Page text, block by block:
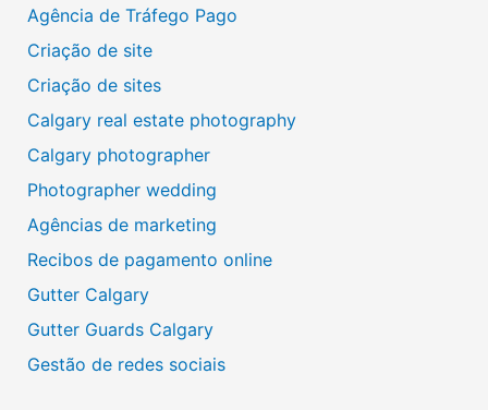
Agência de Tráfego Pago
Criação de site
Criação de sites
Calgary real estate photography
Calgary photographer
Photographer wedding
Agências de marketing
Recibos de pagamento online
Gutter Calgary
Gutter Guards Calgary
Gestão de redes sociais